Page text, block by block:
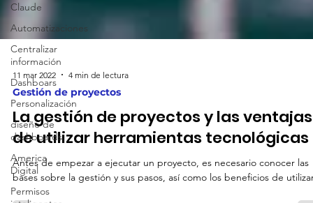
Claude
Automatizaciones
Centralizar
información
Dashboars
Personalización
diseño de
dashboards
America
Digital
Permisos
Gestión de proyectos
La gestión de proyectos y las ventajas